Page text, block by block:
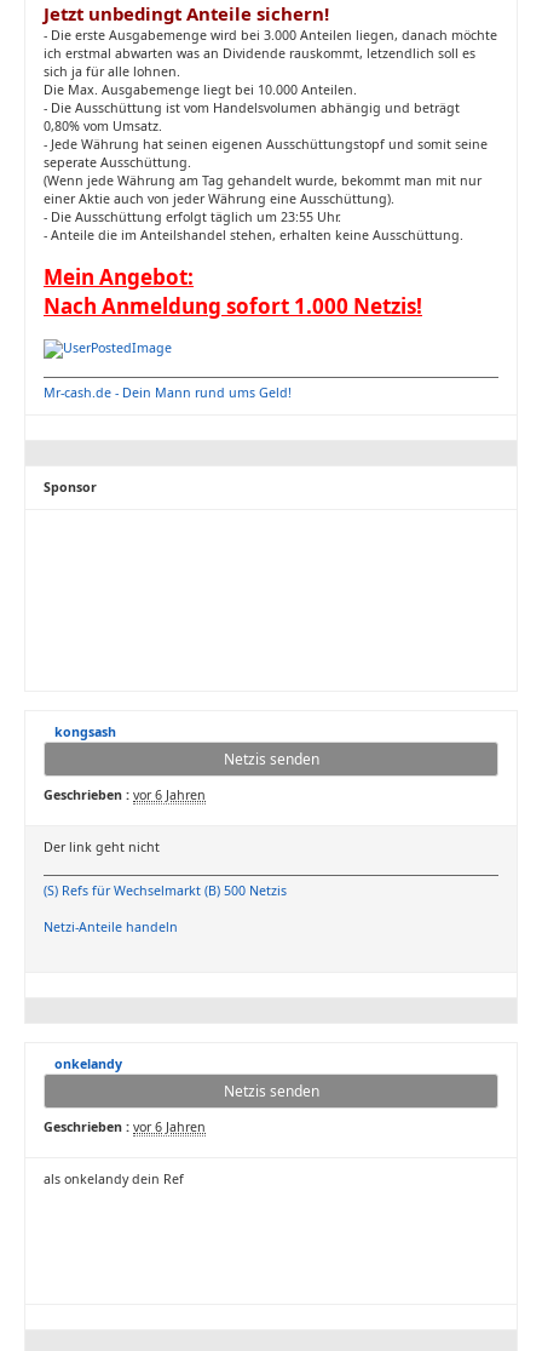
Jetzt unbedingt Anteile sichern!
- Die erste Ausgabemenge wird bei 3.000 Anteilen liegen, danach möchte
ich erstmal abwarten was an Dividende rauskommt, letzendlich soll es
sich ja für alle lohnen.
Die Max. Ausgabemenge liegt bei 10.000 Anteilen.
- Die Ausschüttung ist vom Handelsvolumen abhängig und beträgt
0,80% vom Umsatz.
- Jede Währung hat seinen eigenen Ausschüttungstopf und somit seine
seperate Ausschüttung.
(Wenn jede Währung am Tag gehandelt wurde, bekommt man mit nur
einer Aktie auch von jeder Währung eine Ausschüttung).
- Die Ausschüttung erfolgt täglich um 23:55 Uhr.
- Anteile die im Anteilshandel stehen, erhalten keine Ausschüttung.
Mein Angebot:
Nach Anmeldung sofort 1.000 Netzis!
Mr-cash.de - Dein Mann rund ums Geld!
Sponsor
kongsash
Netzis senden
Geschrieben : vor 6 Jahren
Der link geht nicht
(S) Refs für Wechselmarkt (B) 500 Netzis
Netzi-Anteile handeln
onkelandy
Netzis senden
Geschrieben : vor 6 Jahren
als onkelandy dein Ref